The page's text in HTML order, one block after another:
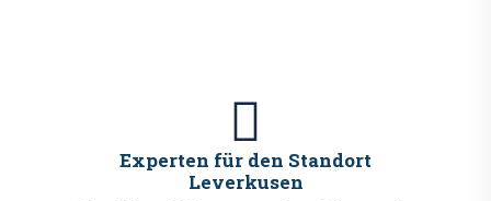
Experten für den Standort
Leverkusen